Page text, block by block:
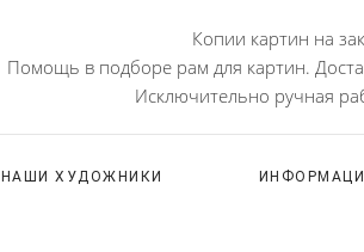
Копии картин на
Помощь в подборе рам для картин.
Исключительно ручная
НАШИ ХУДОЖНИКИ